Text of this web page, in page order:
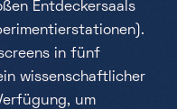
Entdeckersaals
in fünf
wissenschaftlicher
um